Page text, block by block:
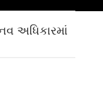
અધિકારમાં